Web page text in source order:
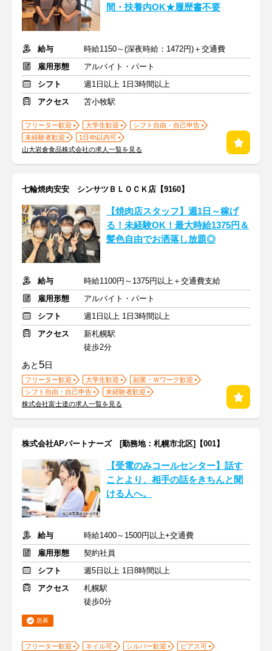
間・扶養内OK★履歴書不要
給与
時給1150～(深夜時給：1472円)＋交通費
雇用形態
アルバイト・パート
シフト
週1日以上 1日3時間以上
アクセス
苫小牧駅
フリーター歓迎 大学生歓迎
シフト自由・自己申告
未経験者歓迎
1日4h以内可
山大岩倉食品株式会社の求人一覧を見る
七輪焼肉安安 シンサツＢＬＯＣＫ店【9160】
【焼肉店スタッフ】週1日～稼げ
る！未経験OK！最大時給1375円＆
髪色自由でお洒落し放題◎
給与
時給1100円～1375円以上＋交通費支給
雇用形態
アルバイト・パート
シフト
週1日以上 1日3時間以上
アクセス
新札幌駅
徒歩2分
あと 5日
フリーター歓迎 大学生歓迎
副業・Ｗワーク歓迎
シフト自由・自己申告
未経験者歓迎
株式会社富士達の求人一覧を見る
株式会社APパートナーズ [勤務地：札幌市北区]【001】
【受電のみコールセンター】話す
ことより、相手の話をきちんと聞
ける人へ。
給与
時給1400～1500円以上+交通費
雇用形態
契約社員
シフト
週5日以上 1日8時間以上
アクセス
札幌駅
徒歩0分
急募
フリーター歓迎 ネイル可 シルバー歓迎
ピアス可